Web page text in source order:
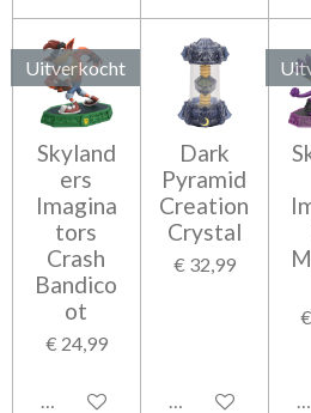
Uitverkocht
Skyland
ers
Imagina
tors
Crash
Bandico
ot
€ 24,99
Houd mij op de hoogte
Dark
Pyramid
Creation
Crystal
€ 32,99
In winkelwagen